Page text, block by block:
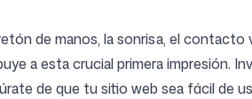
de manos, la sonrisa, el contacto
a esta crucial primera impresión.
de que tu sitio web sea fácil de